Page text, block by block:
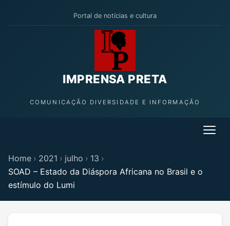
Portal de notícias e cultura
IMPRENSA PRETA
COMUNICAÇÃO DIVERSIDADE E INFORMAÇÃO
Home › 2021 › julho › 13 ›
SOAD – Estado da Diáspora Africana no Brasil e o
estímulo do Lumi